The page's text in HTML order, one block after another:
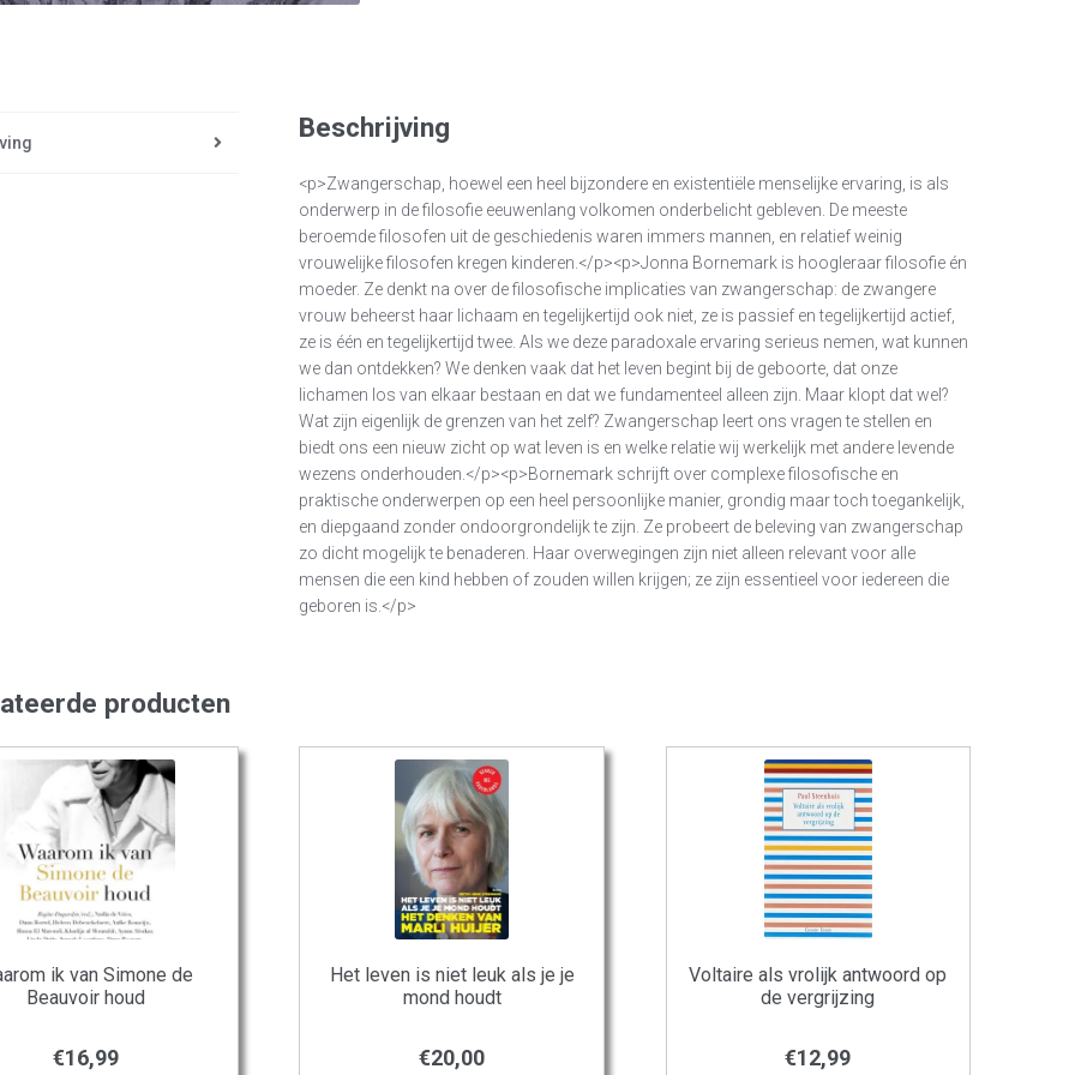
Beschrijving
<p>Zwangerschap, hoewel een heel bijzondere en existentiële menselijke ervaring, is als
onderwerp in de filosofie eeuwenlang volkomen onderbelicht gebleven. De meeste
beroemde filosofen uit de geschiedenis waren immers mannen, en relatief weinig
vrouwelijke filosofen kregen kinderen.</p><p>Jonna Bornemark is hoogleraar filosofie én
moeder. Ze denkt na over de filosofische implicaties van zwangerschap: de zwangere
vrouw beheerst haar lichaam en tegelijkertijd ook niet, ze is passief en tegelijkertijd actief,
ze is één en tegelijkertijd twee. Als we deze paradoxale ervaring serieus nemen, wat kunnen
we dan ontdekken? We denken vaak dat het leven begint bij de geboorte, dat onze
lichamen los van elkaar bestaan en dat we fundamenteel alleen zijn. Maar klopt dat wel?
Wat zijn eigenlijk de grenzen van het zelf? Zwangerschap leert ons vragen te stellen en
biedt ons een nieuw zicht op wat leven is en welke relatie wij werkelijk met andere levende
wezens onderhouden.</p><p>Bornemark schrijft over complexe filosofische en
praktische onderwerpen op een heel persoonlijke manier, grondig maar toch toegankelijk,
en diepgaand zonder ondoorgrondelijk te zijn. Ze probeert de beleving van zwangerschap
zo dicht mogelijk te benaderen. Haar overwegingen zijn niet alleen relevant voor alle
mensen die een kind hebben of zouden willen krijgen; ze zijn essentieel voor iedereen die
geboren is.</p>
producten
ik van Simone de
Beauvoir houd
€16,99
Het leven is niet leuk als je je
mond houdt
€20,00
Voltaire als vrolijk antwoord op
de vergrijzing
€12,99